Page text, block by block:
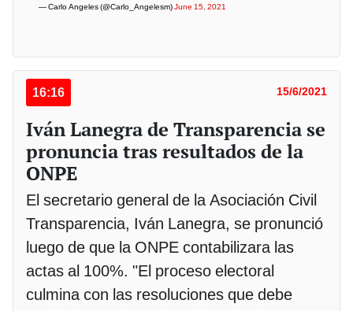
— Carlo Angeles (@Carlo_Angelesm)June 15, 2021
16:16 15/6/2021
Iván Lanegra de Transparencia se
pronuncia tras resultados de la
ONPE
El secretario general de la Asociación Civil
Transparencia, Iván Lanegra, se pronunció
luego de que la ONPE contabilizara las
actas al 100%. "El proceso electoral
culmina con las resoluciones que debe